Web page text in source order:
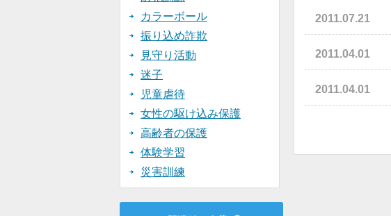
カラーボール
振り込め詐欺
見守り活動
迷子
児童虐待
女性の駆け込み保護
高齢者の保護
体験学習
災害訓練
2011.07.21
2011.04.01
2011.04.01